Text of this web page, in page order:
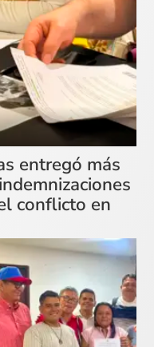
entregó más
conflicto en